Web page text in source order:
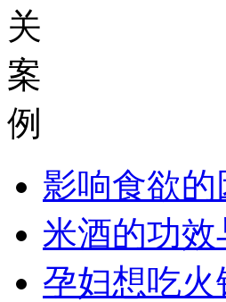
关
案
例
影响食欲
米酒的功
孕妇想吃